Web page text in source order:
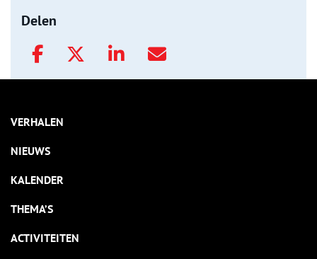
Delen
VERHALEN
NIEUWS
KALENDER
THEMA’S
ACTIVITEITEN